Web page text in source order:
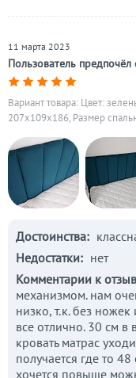
Пользователь
11 марта 2023
Вариант товара: Цвет:
207x109x186, Размер
Достоинства:
Недостатки: нет
Комментарии к
механизмом. нам
низко, т.к. без ножек
все отлично. 30 см в
кровать матрас
получается где то
хочется повыше